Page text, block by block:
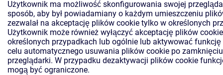
Użytkownik ma możliwość skonfigurowania swojej
sposób, aby był powiadamiany o każdym umieszczeniu
zezwalał na akceptację plików cookie tylko w określonych
Użytkownik może również wyłączyć akceptację plików
określonych przypadkach lub ogólnie lub aktywować
celu automatycznego usuwania plików cookie po zamknięciu
przeglądarki. W przypadku dezaktywacji plików cookie
mogą być ograniczone.